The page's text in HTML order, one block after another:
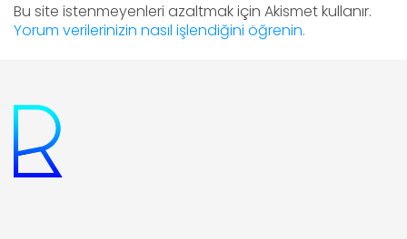
Bu site istenmeyenleri azaltmak için Akismet kullanır.
Yorum verilerinizin nasıl işlendiğini öğrenin.